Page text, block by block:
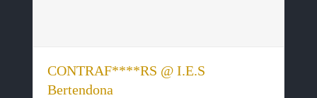
CONTRAF****RS @ I.E.S
Bertendona